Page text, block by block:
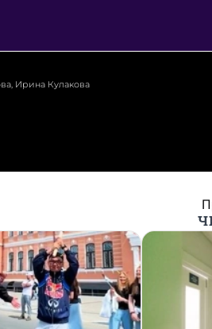
Ирина Кулакова